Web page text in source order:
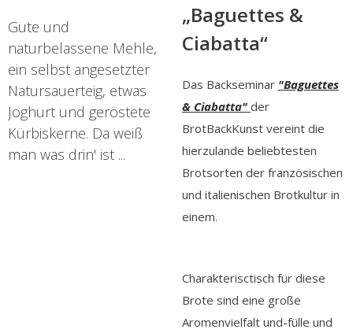
Gute und
naturbelassene Mehle,
ein selbst angesetzter
Natursauerteig, etwas
Joghurt und geröstete
Kürbiskerne. Da weiß
man was drin' ist ...
„Baguettes &
Ciabatta“
Das Backseminar "Baguettes
& Ciabatta" der
BrotBackKunst vereint die
hierzulande beliebtesten
Brotsorten der französischen
und italienischen Brotkultur in
einem.
Charakterisctisch für diese
Brote sind eine große
Aromenvielfalt und-fülle und